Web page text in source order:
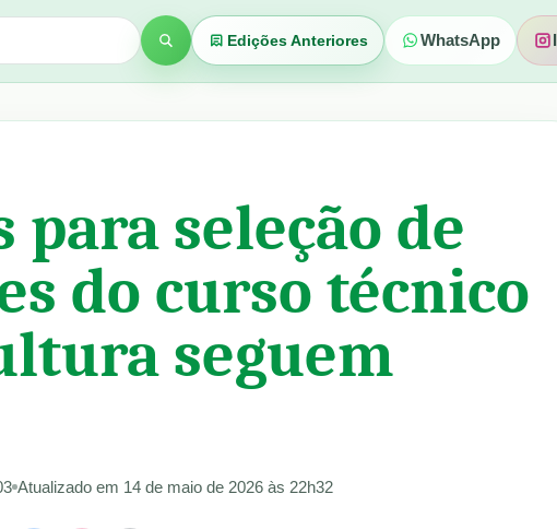
Buscar Edições Anteriores WhatsApp
para seleção de
do curso técnico
seguem
Atualizado em 14 de maio de 2026 às 22h32